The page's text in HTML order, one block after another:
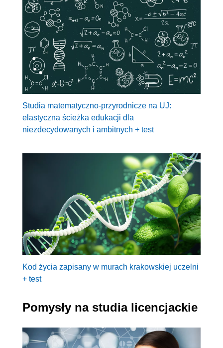
Studia matematyczno-przyrodnicze na UJ:
elastyczna ścieżka edukacji dla
niezdecydowanych i ambitnych + test
Kod życia zapisany w murach krakowskiej uczelni
+ test
Pomysły na studia licencjackie